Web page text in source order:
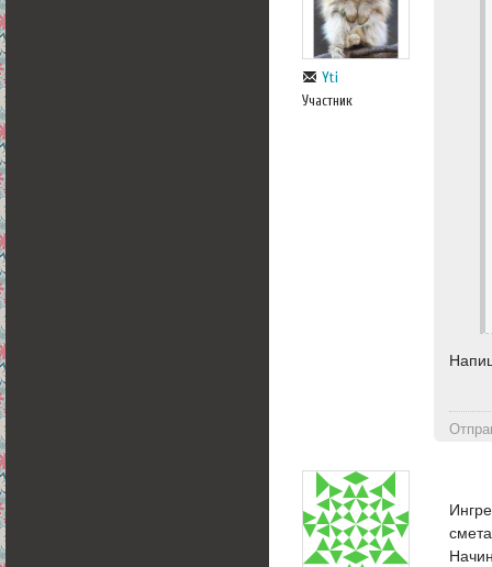
Yti
Участник